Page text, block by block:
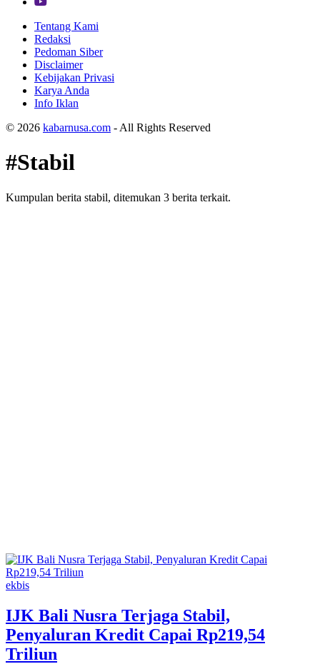
Tentang Kami
Redaksi
Pedoman Siber
Disclaimer
Kebijakan Privasi
Karya Anda
Info Iklan
© 2026 kabarnusa.com - All Rights Reserved
#Stabil
Kumpulan berita stabil, ditemukan 3 berita terkait.
ekbis
IJK Bali Nusra Terjaga Stabil,
Penyaluran Kredit Capai Rp219,54
Triliun